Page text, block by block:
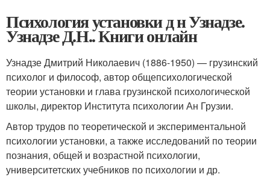
Психология установки д н Узнадзе.
Узнадзе Д.Н.. Книги онлайн
Узнадзе Дмитрий Николаевич (1886-1950) — грузинский
психолог и философ, автор общепсихологической
теории установки и глава грузинской психологической
школы, директор Института психологии Ан Грузии.
Автор трудов по теоретической и экспериментальной
психологии установки, а также исследований по теории
познания, общей и возрастной психологии,
университетских учебников по психологии и др.